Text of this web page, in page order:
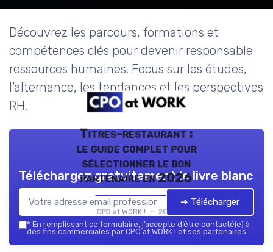
Découvrez les parcours, formations et
compétences clés pour devenir responsable
ressources humaines. Focus sur les études,
l’alternance, les tendances et les perspectives
RH.
Titres-restaurant :
le guide complet pour
sélectionner le bon
partenaire en 2026
CPO at WORK ! — 2026
Téléchargez gratuitement le livre blanc
➔ Télécharger
* En remplissant ce formulaire, j’accepte d’être contacté(e) à
des fins commerciales par CPO at WORK ! et ses partenaires.